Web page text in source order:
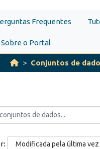
Frequentes
Sobre o Portal
Conjuntos de